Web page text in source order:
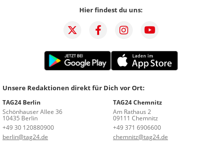
Hier findest du uns:
Unsere Redaktionen direkt für Dich vor Ort:
TAG24 Berlin
Schönhauser Allee 36
10435 Berlin
+49 30 120880900
berlin@tag24.de
TAG24 Chemnitz
Am Rathaus 2
09111 Chemnitz
+49 371 6906600
chemnitz@tag24.de